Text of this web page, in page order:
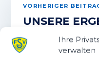
Ihre
verwalten
VORHERIGER
UNSERE